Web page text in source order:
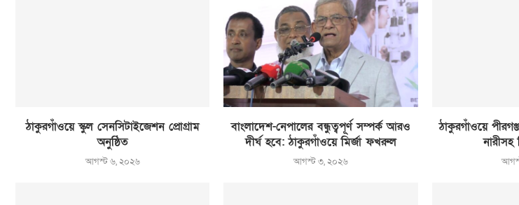
ঠাকুরগাঁওয়ে স্কুল সেনসিটাইজেশন প্রোগ্রাম
অনুষ্ঠিত
আগস্ট ৬, ২০২৬
বাংলাদেশ-নেপালের বন্ধুত্বপূর্ণ সম্পর্ক আরও
দীর্ঘ হবে: ঠাকুরগাঁওয়ে মির্জা ফখরুল
আগস্ট ৩, ২০২৬
ঠাকুরগাঁওয়ে